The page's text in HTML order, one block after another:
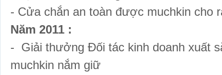
- Cửa chắn an toàn được muchkin cho
Năm 2011 :
- Giải thưởng Đối tác kinh doanh xuất
muchkin nắm giữ